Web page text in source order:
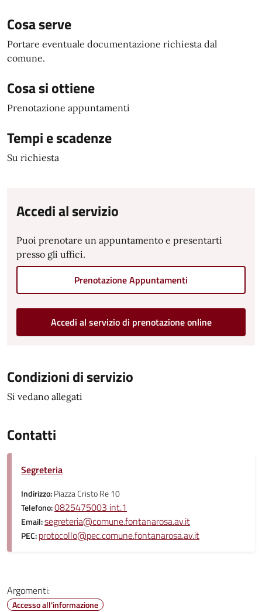
Cosa serve
Portare eventuale documentazione richiesta dal
comune.
Cosa si ottiene
Prenotazione appuntamenti
Tempi e scadenze
Su richiesta
Accedi al servizio
Puoi prenotare un appuntamento e presentarti
presso gli uffici.
Prenotazione Appuntamenti
Accedi al servizio di prenotazione online
Condizioni di servizio
Si vedano allegati
Contatti
Segreteria
Indirizzo:Piazza Cristo Re 10
Telefono:0825475003 int.1
Email:segreteria@comune.fontanarosa.av.it
PEC:protocollo@pec.comune.fontanarosa.av.it
Argomenti:
Accesso all'informazione